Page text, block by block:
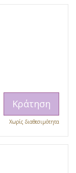
Κράτηση
Χωρίς διαθεσιμότητα